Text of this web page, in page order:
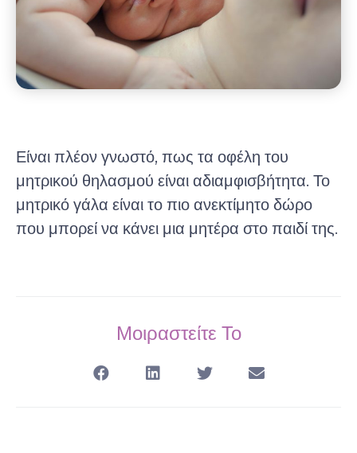
Είναι πλέον γνωστό, πως τα οφέλη του
μητρικού θηλασμού είναι αδιαμφισβήτητα. Το
μητρικό γάλα είναι το πιο ανεκτίμητο δώρο
που μπορεί να κάνει μια μητέρα στο παιδί της.
Μοιραστείτε Το